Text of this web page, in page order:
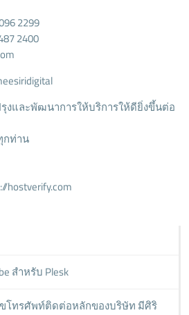
2299
2400
งและพัฒนาการให้บริการให้ดียิ่งขึ้นต่อ
กท่าน
hostverify.com
สำหรับ Plesk
โทรศัพท์ติดต่อหลักของบริษัท มีศิริ